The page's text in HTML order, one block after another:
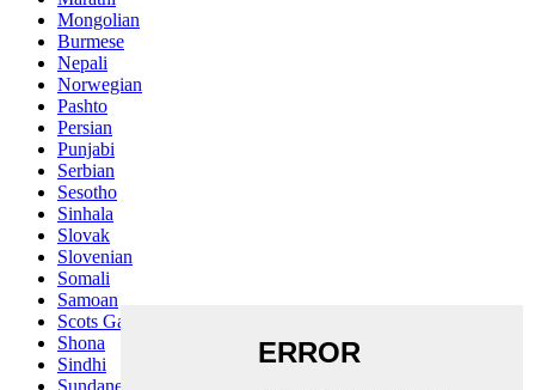
Mongolian
Burmese
Nepali
Norwegian
Pashto
Persian
Punjabi
Serbian
Sesotho
Sinhala
Slovak
Slovenian
Somali
Samoan
Scots Gaelic
Shona
Sindhi
Sundanese